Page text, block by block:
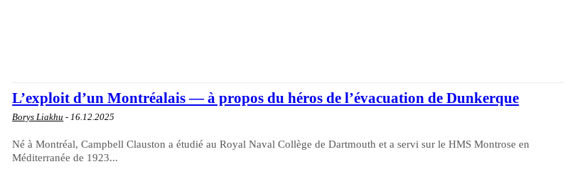
L’exploit d’un Montréalais — à propos du héros de l’évacuation de Dunkerque
Borys Liakhu - 16.12.2025
Né à Montréal, Campbell Clauston a étudié au Royal Naval Collège de Dartmouth et a servi sur le HMS Montrose en
Méditerranée de 1923...